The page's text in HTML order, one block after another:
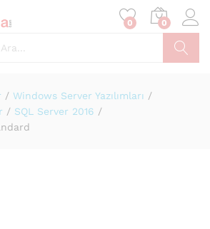
0 0
/ Windows Server Yazılımları /
/ SQL Server 2016 /